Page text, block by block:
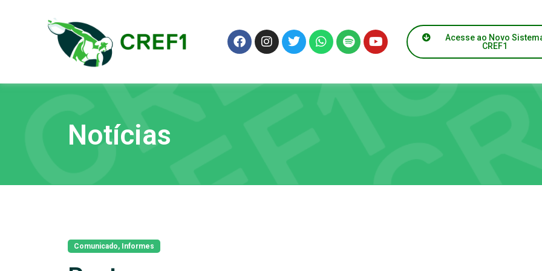
Acesse ao Novo
CREF1
Notícias
Comunicado, Informes